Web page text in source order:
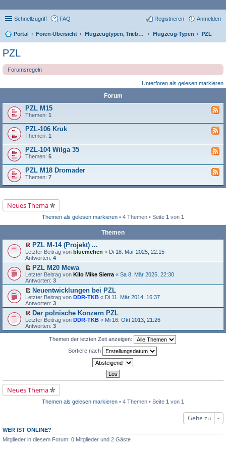
Schnellzugriff FAQ Anmelden
Registrieren
Portal Foren-Übersicht Flugzeugtypen, Triebwerke und Technik Flugzeug-Typen PZL
PZL
Forumsregeln
Unterforen als gelesen markieren
Forum
PZL M15
Themen: 1
PZL-106 Kruk
Themen: 1
PZL-104 Wilga 35
Themen: 5
PZL M18 Dromader
Themen: 7
Neues Thema
Themen als gelesen markieren • 4 Themen • Seite 1 von 1
Themen
E
r
s
e
r
u
n
g
e
e
s
e
n
a
g
PZL M-14 (Projekt) ...
Letzter Beitrag von bluemchen « Di 18. Mär 2025, 22:15
Antworten: 4
E
r
s
e
r
u
n
g
e
l
e
i
t
PZL M20 Mewa
Letzter Beitrag von Kilo Mike Sierra « Sa 8. Mär 2025, 22:30
Antworten: 3
E
r
s
e
r
u
n
e
r
a
g
Neuentwicklungen bei PZL
Letzter Beitrag von DDR-TKB « Di 11. Mär 2014, 16:37
Antworten: 3
E
r
s
e
s
e
e
i
t
Der polnische Konzern PZL
Letzter Beitrag von DDR-TKB « Mi 16. Okt 2013, 21:26
Antworten: 3
Themen der letzten Zeit anzeigen:
Sortiere nach
Neues Thema
Themen als gelesen markieren • 4 Themen • Seite 1 von 1
Gehe zu
WER IST ONLINE?
Mitglieder in diesem Forum: 0 Mitglieder und 2 Gäste